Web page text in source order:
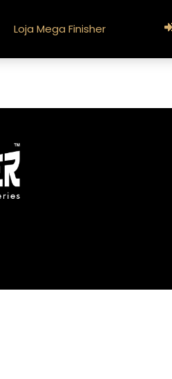
Loja Mega Finisher